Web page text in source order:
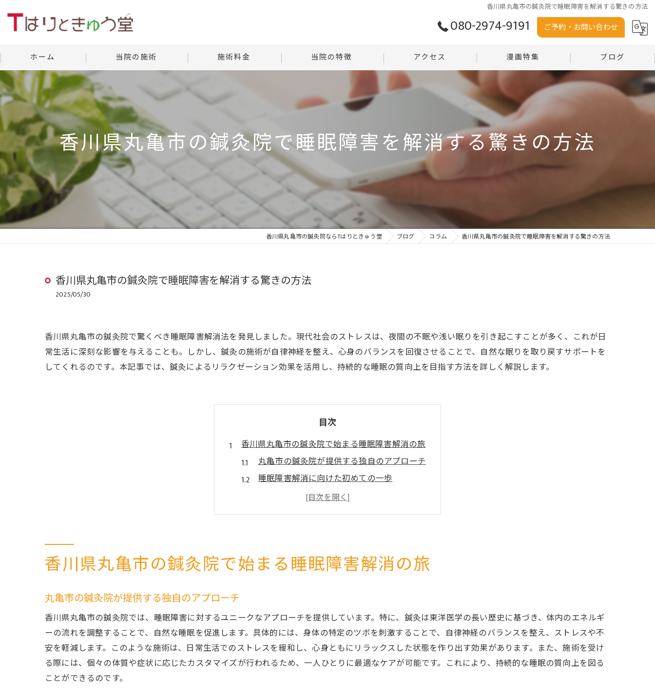
香川県丸亀市の鍼灸院で睡眠障害を解消する驚きの方法
080-2974-9191 ご予約・お問い合わせ
ホーム 当院の施術
美容鍼灸
施術料金
当院の様子
当院の特徴
肩こり
首
アクセス
Tはりときゅう堂
Tはりときゅう堂 沼田店
漫画特集 ブログ
コラム
香川県丸亀市の鍼灸院で睡眠障害を解消する驚きの方法
香川県丸亀市の鍼灸院ならTはりときゅう堂 ブログ コラム 香川県丸亀市の鍼灸院で睡眠障害を解消する驚きの方法
香川県丸亀市の鍼灸院で睡眠障害を解消する驚きの方法
2025/05/30
香川県丸亀市の鍼灸院で驚くべき睡眠障害解消法を発見しました。現代社会のストレスは、夜間の不眠や浅い眠りを引き起こすことが多く、これが日
常生活に深刻な影響を与えることも。しかし、鍼灸の施術が自律神経を整え、心身のバランスを回復させることで、自然な眠りを取り戻すサポートを
してくれるのです。本記事では、鍼灸によるリラクゼーション効果を活用し、持続的な睡眠の質向上を目指す方法を詳しく解説します。
目次
香川県丸亀市の鍼灸院で始まる睡眠障害解消の旅
丸亀市の鍼灸院が提供する独自のアプローチ
睡眠障害解消に向けた初めての一歩
患者の声から学ぶ施術の効果
地域に根ざした鍼灸院の信頼
鍼灸院の施術で体験する深い眠りの秘密
施術による体内エネルギーの調整
眠りを妨げる要因を取り除く
施術後に感じる睡眠改善の実感
体験者が語る施術の即効性
香川県丸亀市の鍼灸院で始まる睡眠障害解消の旅
丸亀市の鍼灸院が提供する独自のアプローチ
香川県丸亀市の鍼灸院では、睡眠障害に対するユニークなアプローチを提供しています。特に、鍼灸は東洋医学の長い歴史に基づき、体内のエネルギ
ーの流れを調整することで、自然な睡眠を促進します。具体的には、身体の特定のツボを刺激することで、自律神経のバランスを整え、ストレスや不
安を軽減します。このような施術は、日常生活でのストレスを緩和し、心身ともにリラックスした状態を作り出す効果があります。また、施術を受け
る際には、個々の体質や症状に応じたカスタマイズが行われるため、一人ひとりに最適なケアが可能です。これにより、持続的な睡眠の質向上を図る
ことができるのです。